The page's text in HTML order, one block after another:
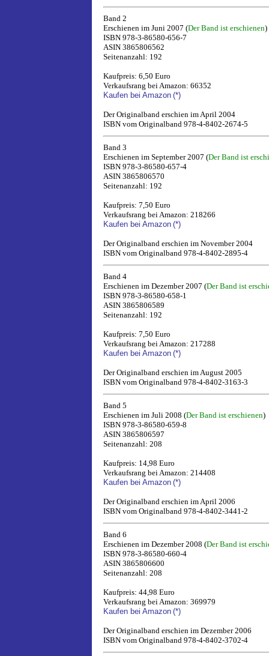
Band 2
Erschienen im Juni 2007 (Der Band ist erschienen)
ISBN 978-3-86580-656-7
ASIN 3865806562
Seitenanzahl: 192
Kaufpreis: 6,50 Euro
Verkaufsrang bei Amazon: 66352
Kaufen bei Amazon (*)
Der Originalband erschien im April 2004
ISBN vom Originalband 978-4-8402-2674-5
Band 3
Erschienen im September 2007 (Der Band ist
ISBN 978-3-86580-657-4
ASIN 3865806570
Seitenanzahl: 192
Kaufpreis: 7,50 Euro
Verkaufsrang bei Amazon: 218266
Kaufen bei Amazon (*)
Der Originalband erschien im November 2004
ISBN vom Originalband 978-4-8402-2895-4
Band 4
Erschienen im Dezember 2007 (Der Band ist
ISBN 978-3-86580-658-1
ASIN 3865806589
Seitenanzahl: 192
Kaufpreis: 7,50 Euro
Verkaufsrang bei Amazon: 217288
Kaufen bei Amazon (*)
Der Originalband erschien im August 2005
ISBN vom Originalband 978-4-8402-3163-3
Band 5
Erschienen im Juli 2008 (Der Band ist erschienen)
ISBN 978-3-86580-659-8
ASIN 3865806597
Seitenanzahl: 208
Kaufpreis: 14,98 Euro
Verkaufsrang bei Amazon: 214408
Kaufen bei Amazon (*)
Der Originalband erschien im April 2006
ISBN vom Originalband 978-4-8402-3441-2
Band 6
Erschienen im Dezember 2008 (Der Band ist
ISBN 978-3-86580-660-4
ASIN 3865806600
Seitenanzahl: 208
Kaufpreis: 44,98 Euro
Verkaufsrang bei Amazon: 369979
Kaufen bei Amazon (*)
Der Originalband erschien im Dezember 2006
ISBN vom Originalband 978-4-8402-3702-4